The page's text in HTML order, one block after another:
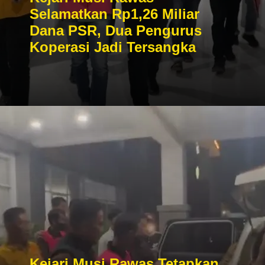
Selamatkan Rp1,26 Miliar
Dana PSR, Dua Pengurus
Koperasi Jadi Tersangka